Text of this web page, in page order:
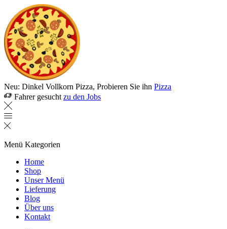
Neu: Dinkel Vollkorn Pizza, Probieren Sie ihn Pizza
Fahrer gesucht zu den Jobs
Menü Kategorien
Home
Shop
Unser Menü
Lieferung
Blog
Über uns
Kontakt